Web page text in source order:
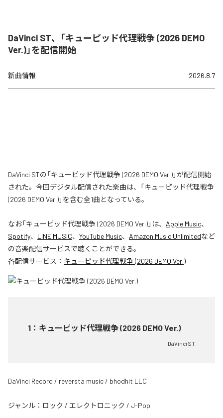
DaVinci ST、「キューピッド代理戦争 (2026 DEMO
Ver.)」を配信開始
新曲情報 2026.8.7
DaVinci STの「キューピッド代理戦争 (2026 DEMO Ver.)」が配信開始
された。今回デジタル配信された楽曲は、「キューピッド代理戦争
(2026 DEMO Ver.)」を含む全1曲となっている。
なお「キューピッド代理戦争 (2026 DEMO Ver.)」は、 Apple Music、
Spotify、 LINE MUSIC、 YouTube Music、 Amazon Music Unlimitedなど
の音楽配信サービスで聴くことができる。
各配信サービス： キューピッド代理戦争 (2026 DEMO Ver.)
1 ： キューピッド代理戦争 (2026 DEMO Ver.)
DaVinci ST
DaVinci Record / reversta music / bhodhit LLC
ジャンル： ロック / エレクトロニック / J-Pop